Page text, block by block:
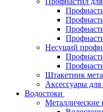
Несущий
Штакетник
Аксессуары для
Водостоки
Металлические